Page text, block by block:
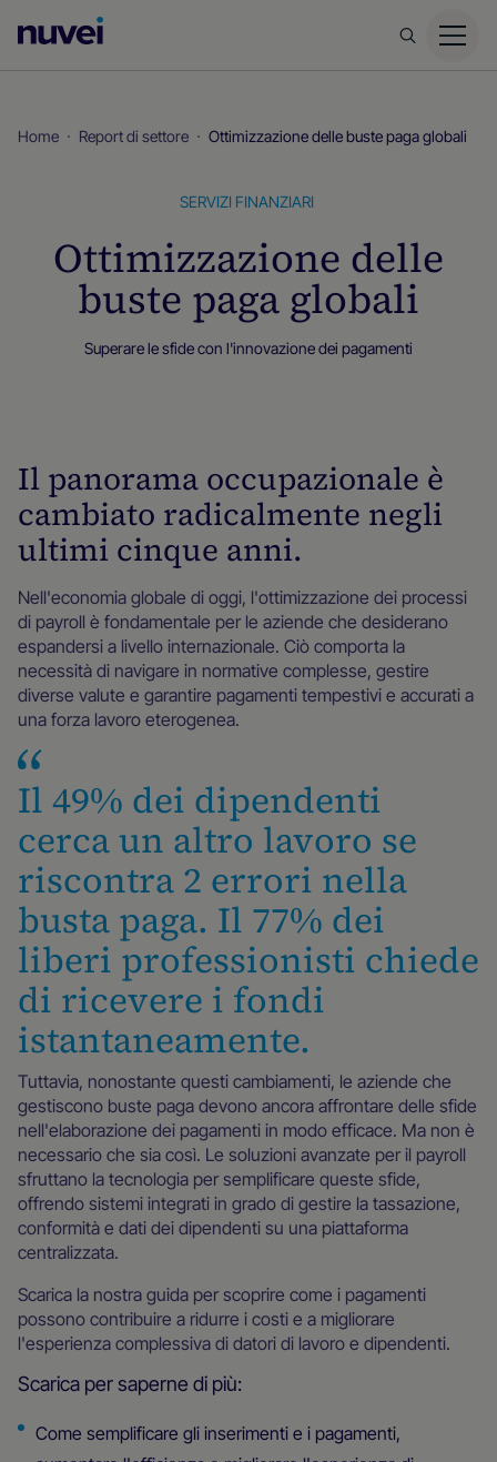
di
Home Report di settore Ottimizzazione delle buste paga globali
SERVIZI FINANZIARI
Ottimizzazione delle
buste paga globali
Superare le sfide con l'innovazione dei pagamenti
Il panorama occupazionale è
cambiato radicalmente negli
ultimi cinque anni.
Nell'economia globale di oggi, l'ottimizzazione dei processi
di payroll è fondamentale per le aziende che desiderano
espandersi a livello internazionale. Ciò comporta la
necessità di navigare in normative complesse, gestire
diverse valute e garantire pagamenti tempestivi e accurati a
una forza lavoro eterogenea.
Il 49% dei dipendenti
cerca un altro lavoro se
riscontra 2 errori nella
busta paga. Il 77% dei
liberi professionisti chiede
di ricevere i fondi
istantaneamente.
Tuttavia, nonostante questi cambiamenti, le aziende che
gestiscono buste paga devono ancora affrontare delle sfide
nell'elaborazione dei pagamenti in modo efficace. Ma non è
necessario che sia così. Le soluzioni avanzate per il payroll
sfruttano la tecnologia per semplificare queste sfide,
offrendo sistemi integrati in grado di gestire la tassazione,
conformità e dati dei dipendenti su una piattaforma
centralizzata.
Scarica la nostra guida per scoprire come i pagamenti
possono contribuire a ridurre i costi e a migliorare
l'esperienza complessiva di datori di lavoro e dipendenti.
Scarica per saperne di più:
Come semplificare gli inserimenti e i pagamenti,